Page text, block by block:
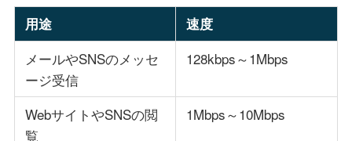
用途 速度
メールやSNSのメッセ
ージ受信
128kbps～1Mbps
WebサイトやSNSの閲
覧
1Mbps～10Mbps